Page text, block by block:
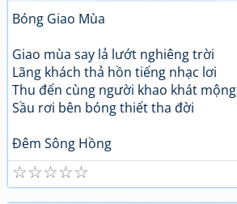
Bóng Giao Mùa
Giao mùa say lả lướt nghiêng trời
Lãng khách thả hồn tiếng nhạc lơi
Thu đến cùng người khao khát mộng
Sầu rơi bên bóng thiết tha đời
Đêm Sông Hồng
☆
☆
☆
☆
☆